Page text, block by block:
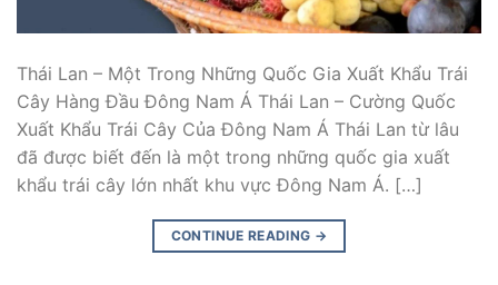
Thái Lan – Một Trong Những Quốc Gia Xuất Khẩu Trái
Cây Hàng Đầu Đông Nam Á Thái Lan – Cường Quốc
Xuất Khẩu Trái Cây Của Đông Nam Á Thái Lan từ lâu
đã được biết đến là một trong những quốc gia xuất
khẩu trái cây lớn nhất khu vực Đông Nam Á. […]
CONTINUE READING →